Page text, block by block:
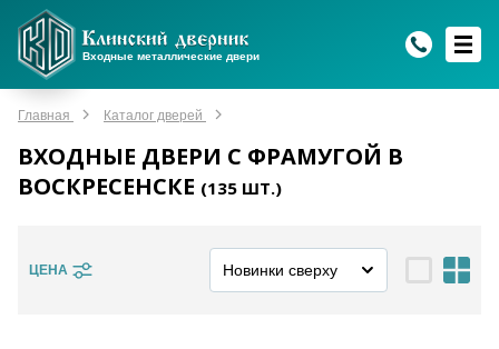
Входные металлические двери
Главная Каталог дверей
ВХОДНЫЕ ДВЕРИ С ФРАМУГОЙ В
ВОСКРЕСЕНСКЕ (135 ШТ.)
ЦЕНА
Max
Мы онлайн!
WhatsApp
Мы онлайн!
Telegram
Мы онлайн!
Max
Мы онлайн!
WhatsApp
Мы онлайн!